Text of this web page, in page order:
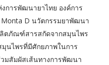
การพัฒนายาไทย องค์การ
Monta D นวัตกรรมยาพัฒนา
ลิตภัณฑ์สารสกัดจากสมุนไพร
ไพรที่มีศักยภาพในการ
มสัมผัสเส้นทางการพัฒนา